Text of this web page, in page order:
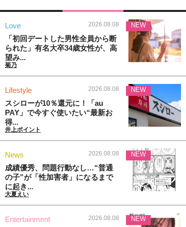
Love 2026.08.08
「初回デートした男性全員から断
られた」有名大卒34歳女性が、高
望み...
菊乃
NEW
Lifestyle 2026.08.08
スシローが10％還元に！「au
PAY」で今すぐ使いたい“最新お
得...
井上ポイント
NEW
News 2026.08.08
成績優秀、問題行動なし…“普通
の子”が「性加害者」になるまで
に起き...
大夏えい
NEW
Entertainment 2026.08.08 NEW